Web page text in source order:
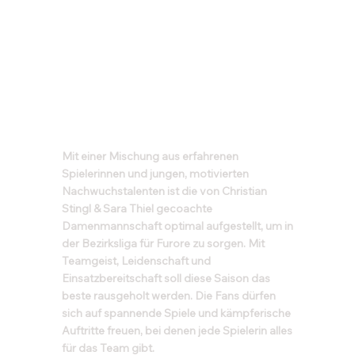
Mit einer Mischung aus erfahrenen
Spielerinnen und jungen, motivierten
Nachwuchstalenten ist die von Christian
Stingl & Sara Thiel gecoachte
Damenmannschaft optimal aufgestellt, um in
der Bezirksliga für Furore zu sorgen. Mit
Teamgeist, Leidenschaft und
Einsatzbereitschaft soll diese Saison das
beste rausgeholt werden. Die Fans dürfen
sich auf spannende Spiele und kämpferische
Auftritte freuen, bei denen jede Spielerin alles
für das Team gibt.